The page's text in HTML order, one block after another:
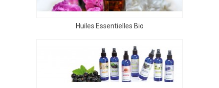
Huiles Essentielles Bio